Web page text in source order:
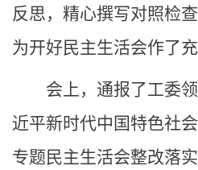
反思，精心撰写对照检
为开好民主生活会作了充
会上，通报了工委
近平新时代中国特色社
专题民主生活会整改落